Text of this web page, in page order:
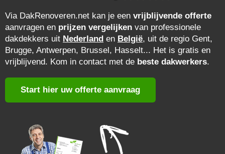
Via DakRenoveren.net kan je een vrijblijvende offerte
aanvragen en prijzen vergelijken van professionele
dakdekkers uit Nederland en België, uit de regio Gent,
Brugge, Antwerpen, Brussel, Hasselt... Het is gratis en
vrijblijvend. Kom in contact met de beste dakwerkers.
Start hier uw offerte aanvraag